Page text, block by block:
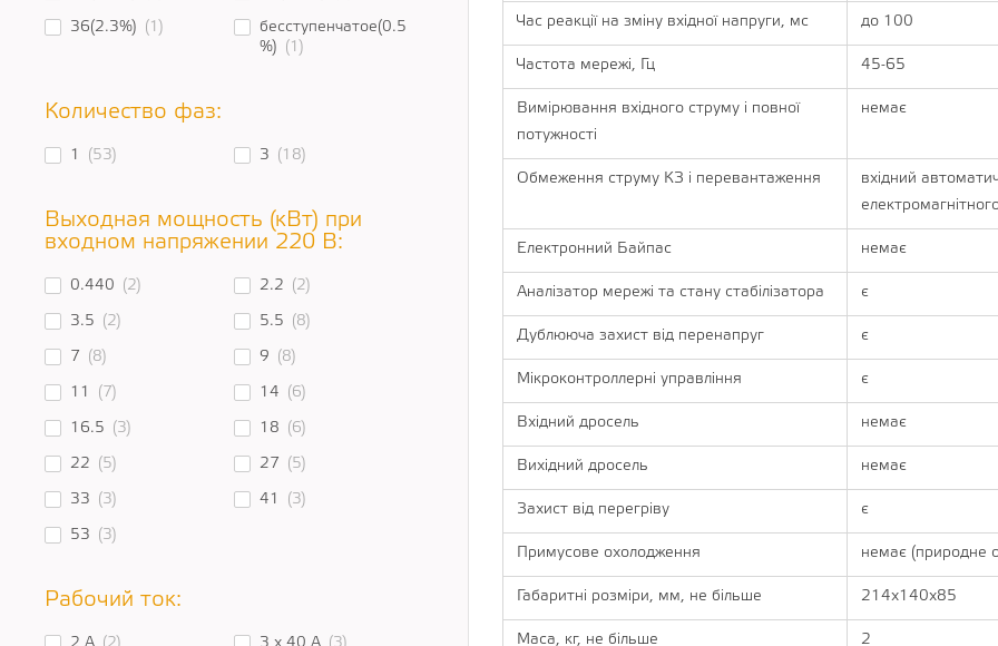
36(2.3%) (1)
бесступенчатое(0.5
%)
(1)
Количество фаз:
1 (53) 3 (18)
Выходная мощность (кВт) при
входном напряжении 220 В:
0.440 (2) 2.2 (2)
3.5 (2) 5.5 (8)
7 (8) 9 (8)
11 (7) 14 (6)
16.5 (3) 18 (6)
22 (5) 27 (5)
33 (3) 41 (3)
53 (3)
Рабочий ток:
Час реакції на зміну вхідної напруги, мс до 100
Частота мережі, Гц 45-65
Вимірювання вхідного струму і повної
потужності
немає
Обмеження струму КЗ і перевантаження
вхідний
Електронний Байпас немає
Аналізатор мережі та стану стабілізатора є
Дублююча захист від перенапруг є
Мікроконтроллерні управління є
Вхідний дросель немає
Вихідний дросель немає
Захист від перегріву є
Примусове охолодження немає (природне
Габаритні розміри, мм, не більше 214х140х85
Маса, кг, не більше 2